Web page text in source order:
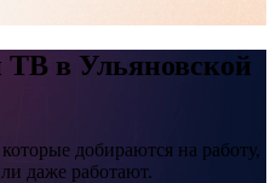
ТВ в Ульяновской
добираются на работу,
даже работают.